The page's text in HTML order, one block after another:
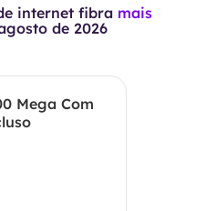
internet fibra mais
de 2026
Mega Com